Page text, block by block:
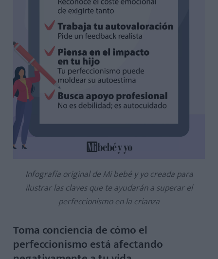
Infografía original de Mi bebé y yo creada para
ilustrar las claves que te ayudarán a superar el
perfeccionismo en la crianza
Toma conciencia de cómo el
perfeccionismo está afectando